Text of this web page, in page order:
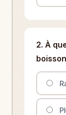
2. À